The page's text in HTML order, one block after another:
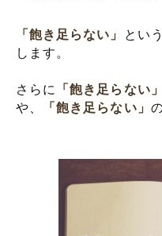
「飽き足らない」
とい
します。
さらに 「飽き足らない」
や、
「飽き足らない」